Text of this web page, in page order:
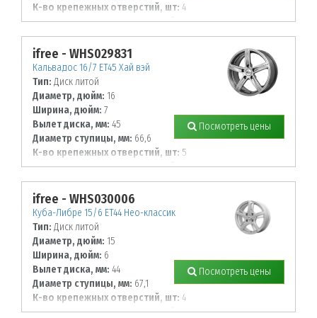
К-во крепежных отверстий, шт: 4
Диаметр располож. отверстий, мм:
100
ifree - WHS029831
Кальвадос 16/7 ET45 Хай вэй
Тип: Диск литой
Диаметр, дюйм: 16
Ширина, дюйм: 7
Вылет диска, мм: 45
Диаметр ступицы, мм: 66,6
К-во крепежных отверстий, шт: 5
Диаметр располож. отверстий, мм:
112
Посмотреть цены
ifree - WHS030006
Куба-Либре 15/6 ET44 Нео-классик
Тип: Диск литой
Диаметр, дюйм: 15
Ширина, дюйм: 6
Вылет диска, мм: 44
Диаметр ступицы, мм: 67,1
К-во крепежных отверстий, шт: 4
Диаметр располож. отверстий, мм:
Посмотреть цены